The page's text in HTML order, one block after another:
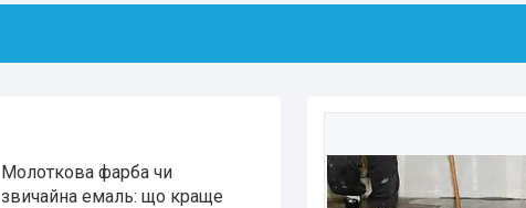
Молоткова фарба чи
звичайна емаль: що краще